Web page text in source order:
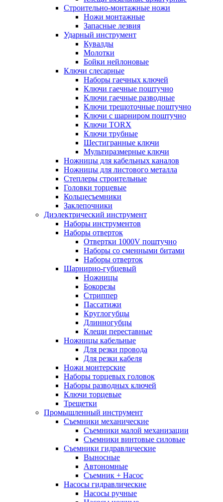
Строительно-монтажные ножи
Ножи монтажные
Запасные лезвия
Ударный инструмент
Кувалды
Молотки
Бойки нейлоновые
Ключи слесарные
Наборы гаечных ключей
Ключи гаечные поштучно
Ключи гаечные разводные
Ключи трещоточные поштучно
Ключи с шарниром поштучно
Ключи TORX
Ключи трубные
Шестигранные ключи
Мультиразмерные ключи
Ножницы для кабельных каналов
Ножницы для листового металла
Степлеры строительные
Головки торцевые
Кольцесъемники
Заклепочники
Диэлектрический инструмент
Наборы инструментов
Наборы отверток
Отвертки 1000V поштучно
Наборы со сменными битами
Наборы отверток
Шарнирно-губцевый
Ножницы
Бокорезы
Стриппер
Пассатижи
Круглогубцы
Длинногубцы
Клещи переставные
Ножницы кабельные
Для резки провода
Для резки кабеля
Ножи монтерские
Наборы торцевых головок
Наборы разводных ключей
Ключи торцевые
Трещетки
Промышленный инструмент
Съемники механические
Съемники малой механизации
Съемники винтовые силовые
Съемники гидравлические
Выносные
Автономные
Съемник + Насос
Насосы гидравлические
Насосы ручные